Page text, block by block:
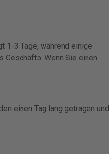
1-3 Tage, während einige
Geschäfts. Wenn Sie einen
einen Tag lang getragen und